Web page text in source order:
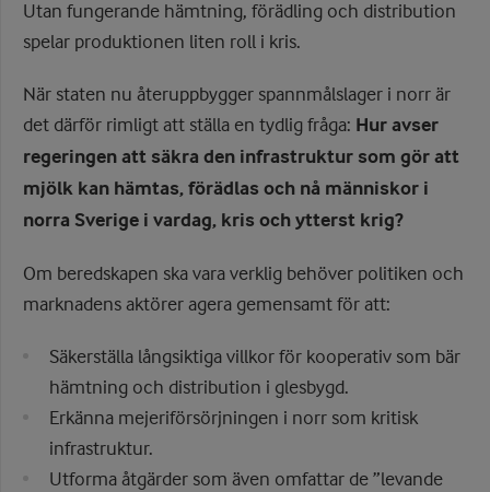
Utan fungerande hämtning, förädling och distribution
spelar produktionen liten roll i kris.
När staten nu återuppbygger spannmålslager i norr är
det därför rimligt att ställa en tydlig fråga: Hur avser
regeringen att säkra den infrastruktur som gör att
mjölk kan hämtas, förädlas och nå människor i
norra Sverige i vardag, kris och ytterst krig?
Om beredskapen ska vara verklig behöver politiken och
marknadens aktörer agera gemensamt för att:
Säkerställa långsiktiga villkor för kooperativ som bär
hämtning och distribution i glesbygd.
Erkänna mejeriförsörjningen i norr som kritisk
infrastruktur.
Utforma åtgärder som även omfattar de ”levande